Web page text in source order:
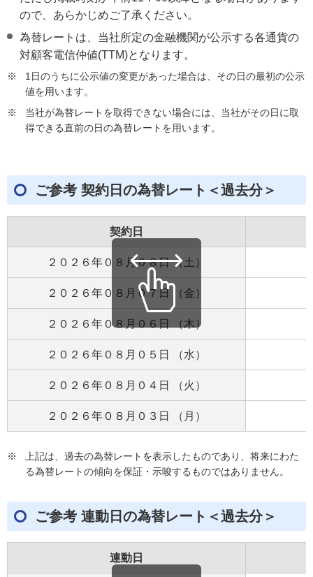
ので、あらかじめご了承ください。
為替レートは、当社所定の金融機関が公示する各通貨の
対顧客電信仲値(TTM)となります。
※
1日のうちに公示値の変更があった場合は、その日の最初の公示
値を用います。
※
当社が為替レートを取得できない場合には、当社がその日に取
得できる直前の日の為替レートを用います。
ご参考 契約日の為替レート＜過去分＞
契約日
２０２６年０８月０８日 （土）
２０２６年０８月０７日 （金）
２０２６年０８月０６日 （木）
２０２６年０８月０５日 （水）
２０２６年０８月０４日 （火）
２０２６年０８月０３日 （月）
※
上記は、過去の為替レートを表示したものであり、将来にわた
る為替レートの傾向を保証・示唆するものではありません。
ご参考 連動日の為替レート＜過去分＞
連動日